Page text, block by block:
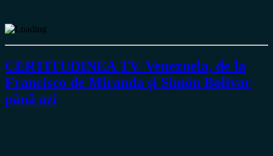
CERTITUDINEA TV. Venezuela, de la
Francisco de Miranda și Simón Bolívar
până azi